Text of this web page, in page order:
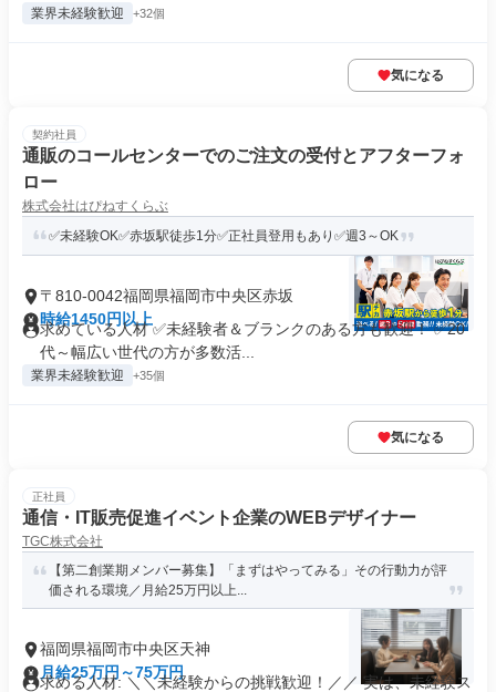
業界未経験歓迎 +32個
気になる
契約社員
通販のコールセンターでのご注文の受付とアフターフォ
ロー
株式会社はぴねすくらぶ
✅未経験OK✅赤坂駅徒歩1分✅正社員登用もあり✅週3～OK
〒810-0042福岡県福岡市中央区赤坂
時給1450円以上
求めている人材 ✅未経験者＆ブランクのある方も歓迎！ ✅20
代～幅広い世代の方が多数活...
業界未経験歓迎 +35個
気になる
正社員
通信・IT販売促進イベント企業のWEBデザイナー
TGC株式会社
【第二創業期メンバー募集】「まずはやってみる」その行動力が評
価される環境／月給25万円以上...
福岡県福岡市中央区天神
月給25万円～75万円
求める人材: ＼＼未経験からの挑戦歓迎！／／ 実は、未経験ス